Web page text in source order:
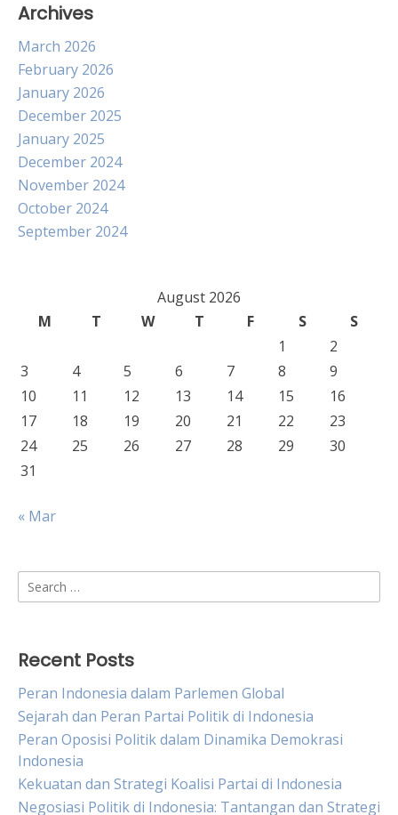
Archives
March 2026
February 2026
January 2026
December 2025
January 2025
December 2024
November 2024
October 2024
September 2024
August 2026
M
T W T F S
S
1
2
3
4 5 6 7 8
9
10
11 12 13 14 15
16
17
18 19 20 21 22
23
24
25 26 27 28 29
30
31
« Mar
Search
for:
Recent Posts
Peran Indonesia dalam Parlemen Global
Sejarah dan Peran Partai Politik di Indonesia
Peran Oposisi Politik dalam Dinamika Demokrasi
Indonesia
Kekuatan dan Strategi Koalisi Partai di Indonesia
Negosiasi Politik di Indonesia: Tantangan dan Strategi